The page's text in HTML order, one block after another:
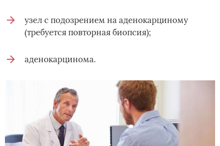
узел с подозрением на аденокарциному
(требуется повторная биопсия);
аденокарцинома.